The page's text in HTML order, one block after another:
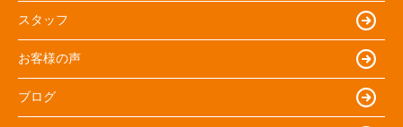
スタッフ
お客様の声
ブログ